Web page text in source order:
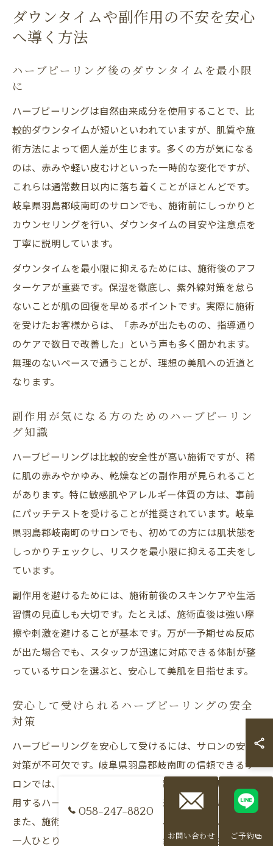
ダウンタイムや副作用の不安を安心
へ導く方法
ハーブピーリング後のダウンタイムを最小限
に
ハーブピーリングは自然由来成分を使用することで、比
較的ダウンタイムが短いといわれていますが、肌質や施
術方法によって個人差が生じます。多くの方が気になる
のは、赤みや軽い皮むけといった一時的な変化ですが、
これらは通常数日以内に落ち着くことがほとんどです。
岐阜県羽島郡岐南町のサロンでも、施術前にしっかりと
カウンセリングを行い、ダウンタイムの目安や注意点を
丁寧に説明しています。
ダウンタイムを最小限に抑えるためには、施術後のアフ
ターケアが重要です。保湿を徹底し、紫外線対策を怠ら
ないことが肌の回復を早めるポイントです。実際に施術
を受けたお客様からは、「赤みが出たものの、指導通り
のケアで数日で改善した」という声も多く聞かれます。
無理のないペースで通うことが、理想の美肌への近道と
なります。
副作用が気になる方のためのハーブピーリン
グ知識
ハーブピーリングは比較的安全性が高い施術ですが、稀
に肌の赤みやかゆみ、乾燥などの副作用が見られること
があります。特に敏感肌やアレルギー体質の方は、事前
にパッチテストを受けることが推奨されています。岐阜
県羽島郡岐南町のサロンでも、初めての方には肌状態を
しっかりチェックし、リスクを最小限に抑える工夫をし
ています。
副作用を避けるためには、施術前後のスキンケアや生活
習慣の見直しも大切です。たとえば、施術直後は強い摩
擦や刺激を避けることが基本です。万が一予期せぬ反応
が出た場合でも、スタッフが迅速に対応できる体制が整
っているサロンを選ぶと、安心して美肌を目指せます。
安心して受けられるハーブピーリングの安全
対策
ハーブピーリングを安心して受けるには、サロンの安全
対策が不可欠です。岐阜県羽島郡岐南町の信頼できるサ
ロンでは、経験豊富なスタッフが衛生管理を徹底し、使
用するハーブも厳選されたもののみを採用しています。
また、施術前には必ずカウンセリングを実施し、お客様
一人ひとりの肌状態や悩みに合わせたプランを提案して
058-247-8820
お問い合わせ ご予約